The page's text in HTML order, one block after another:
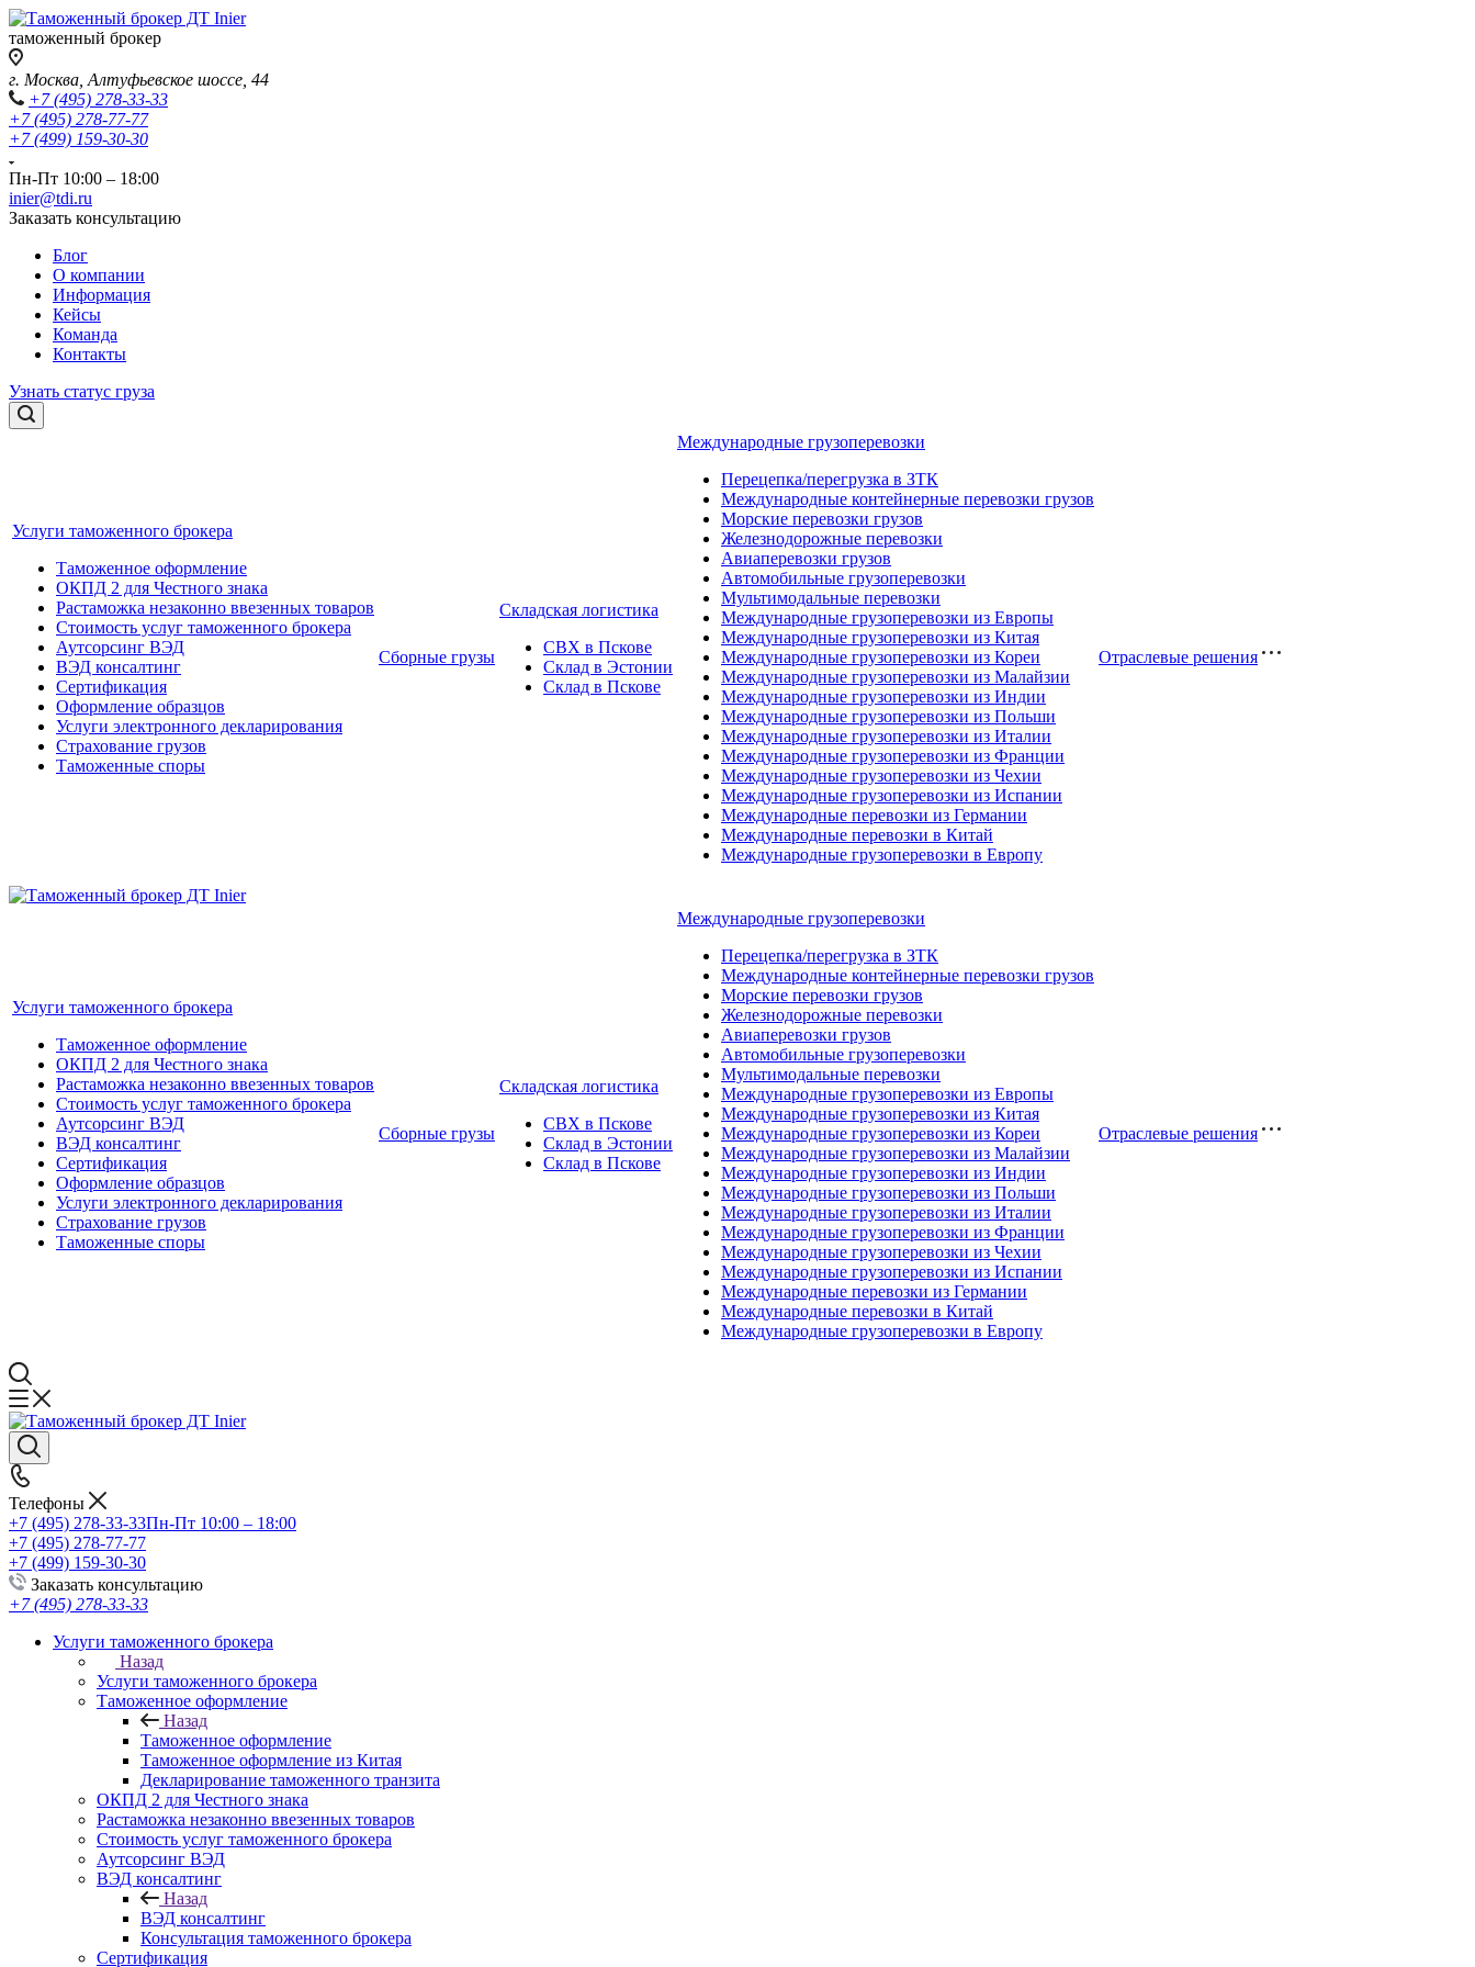
таможенный брокер
г. Москва, Алтуфьевское шоссе, 44
+7 (495) 278-33-33
+7 (495) 278-77-77
+7 (499) 159-30-30
Пн-Пт 10:00 – 18:00
inier@tdi.ru
Заказать консультацию
Блог
О компании
Информация
Кейсы
Команда
Контакты
Узнать статус груза
Услуги таможенного брокера
Таможенное оформление
ОКПД 2 для Честного знака
Растаможка незаконно ввезенных товаров
Стоимость услуг таможенного брокера
Аутсорсинг ВЭД
ВЭД консалтинг
Сертификация
Оформление образцов
Услуги электронного декларирования
Страхование грузов
Таможенные споры
Сборные грузы
Складская логистика
СВХ в Пскове
Склад в Эстонии
Склад в Пскове
Международные грузоперевозки
Перецепка/перегрузка в ЗТК
Международные контейнерные перевозки грузов
Морские перевозки грузов
Железнодорожные перевозки
Авиаперевозки грузов
Автомобильные грузоперевозки
Мультимодальные перевозки
Международные грузоперевозки из Европы
Международные грузоперевозки из Китая
Международные грузоперевозки из Кореи
Международные грузоперевозки из Малайзии
Международные грузоперевозки из Индии
Международные грузоперевозки из Польши
Международные грузоперевозки из Италии
Международные грузоперевозки из Франции
Международные грузоперевозки из Чехии
Международные грузоперевозки из Испании
Международные перевозки из Германии
Международные перевозки в Китай
Международные грузоперевозки в Европу
Отраслевые решения
Услуги таможенного брокера
Таможенное оформление
ОКПД 2 для Честного знака
Растаможка незаконно ввезенных товаров
Стоимость услуг таможенного брокера
Аутсорсинг ВЭД
ВЭД консалтинг
Сертификация
Оформление образцов
Услуги электронного декларирования
Страхование грузов
Таможенные споры
Сборные грузы
Складская логистика
СВХ в Пскове
Склад в Эстонии
Склад в Пскове
Международные грузоперевозки
Перецепка/перегрузка в ЗТК
Международные контейнерные перевозки грузов
Морские перевозки грузов
Железнодорожные перевозки
Авиаперевозки грузов
Автомобильные грузоперевозки
Мультимодальные перевозки
Международные грузоперевозки из Европы
Международные грузоперевозки из Китая
Международные грузоперевозки из Кореи
Международные грузоперевозки из Малайзии
Международные грузоперевозки из Индии
Международные грузоперевозки из Польши
Международные грузоперевозки из Италии
Международные грузоперевозки из Франции
Международные грузоперевозки из Чехии
Международные грузоперевозки из Испании
Международные перевозки из Германии
Международные перевозки в Китай
Международные грузоперевозки в Европу
Отраслевые решения
Телефоны
+7 (495) 278-33-33Пн-Пт 10:00 – 18:00
+7 (495) 278-77-77
+7 (499) 159-30-30
Заказать консультацию
+7 (495) 278-33-33
Услуги таможенного брокера
Назад
Услуги таможенного брокера
Таможенное оформление
Назад
Таможенное оформление
Таможенное оформление из Китая
Декларирование таможенного транзита
ОКПД 2 для Честного знака
Растаможка незаконно ввезенных товаров
Стоимость услуг таможенного брокера
Аутсорсинг ВЭД
ВЭД консалтинг
Назад
ВЭД консалтинг
Консультация таможенного брокера
Сертификация